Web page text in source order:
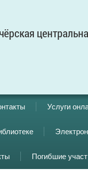
Услуги
Погибшие